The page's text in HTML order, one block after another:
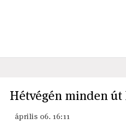
Hétvégén minden út
április 06. 16:11